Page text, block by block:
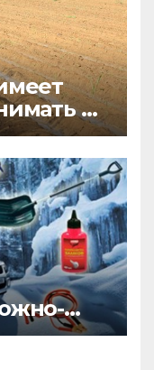
и
20
в год